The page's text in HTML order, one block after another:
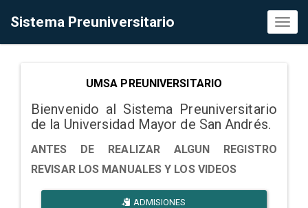
Sistema Preuniversitario
UMSA PREUNIVERSITARIO
Bienvenido al Sistema Preuniversitario
de la Universidad Mayor de San Andrés.
ANTES DE REALIZAR ALGUN REGISTRO
REVISAR LOS MANUALES Y LOS VIDEOS
ADMISIONES